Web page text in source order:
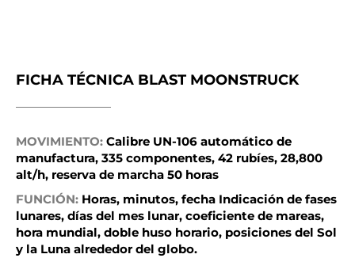
FICHA TÉCNICA BLAST MOONSTRUCK
MOVIMIENTO: Calibre UN-106 automático de
manufactura, 335 componentes, 42 rubíes, 28,800
alt/h, reserva de marcha 50 horas
FUNCIÓN: Horas, minutos, fecha Indicación de fases
lunares, días del mes lunar, coeficiente de mareas,
hora mundial, doble huso horario, posiciones del Sol
y la Luna alrededor del globo.